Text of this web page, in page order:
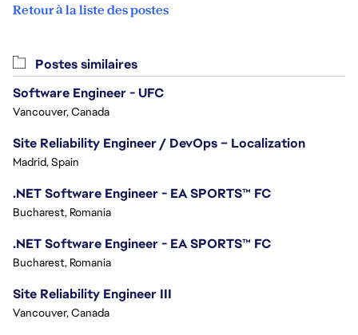
Retour à la liste des postes
Postes similaires
Software Engineer - UFC
Vancouver, Canada
Site Reliability Engineer / DevOps – Localization
Madrid, Spain
.NET Software Engineer - EA SPORTS™ FC
Bucharest, Romania
.NET Software Engineer - EA SPORTS™ FC
Bucharest, Romania
Site Reliability Engineer III
Vancouver, Canada